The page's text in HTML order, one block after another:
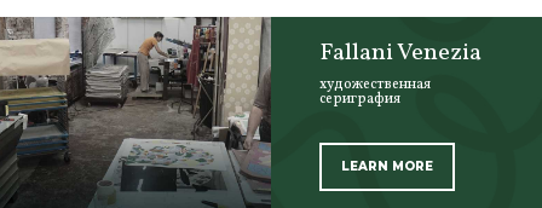
Fallani Venezia
художественная
сериграфия
LEARN MORE